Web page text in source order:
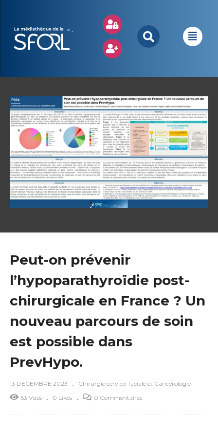
Peut-on prévenir
l’hypoparathyroïdie post-
chirurgicale en France ? Un
nouveau parcours de soin
est possible dans
PrevHypo.
13 DÉCEMBRE 2023
Chirurgie cervico-faciale et Cancérologie
53 Vues
0 Likes 0 Commentaires